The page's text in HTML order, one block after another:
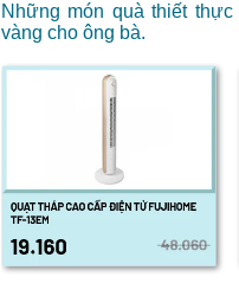
Những món quà thiết
vàng cho ông bà.